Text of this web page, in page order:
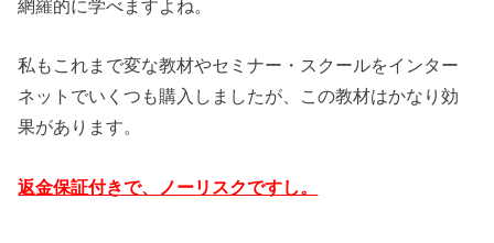
網羅的に学べますよね。
私もこれまで変な教材やセミナー・スクールをインター
ネットでいくつも購入しましたが、この教材はかなり効
果があります。
返金保証付きで、ノーリスクですし。